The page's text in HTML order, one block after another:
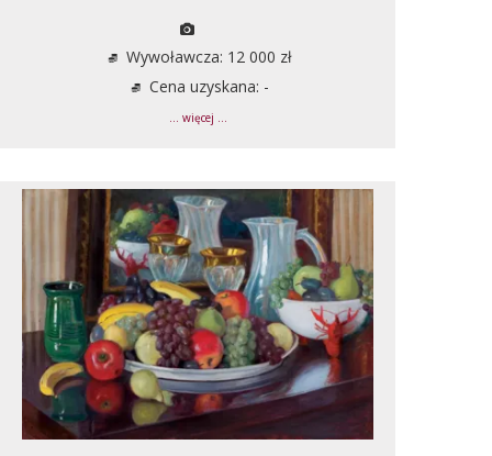
Wywoławcza: 12 000 zł
Cena uzyskana: -
... więcej ...